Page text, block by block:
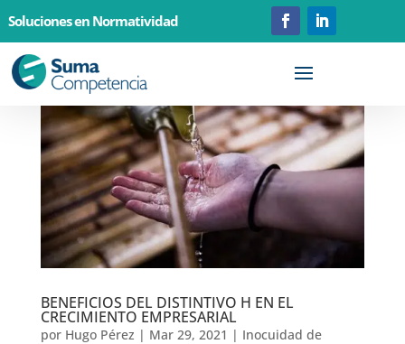
Soluciones en Normatividad
BENEFICIOS DEL DISTINTIVO H EN EL
CRECIMIENTO EMPRESARIAL
por Hugo Pérez | Mar 29, 2021 | Inocuidad de